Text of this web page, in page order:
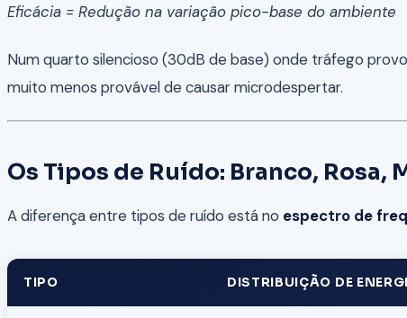
Eficácia = Redução na variação pico-base do ambiente
Num quarto silencioso (30dB de base) onde tráfego
muito menos provável de causar microdespertar.
Os Tipos de Ruído: Branco, Rosa,
A diferença entre tipos de ruído está no espectro de
TIPO DISTRIBUIÇÃO DE